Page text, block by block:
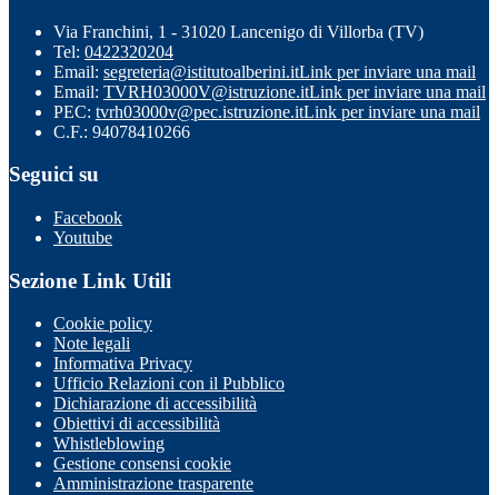
Via Franchini, 1 - 31020 Lancenigo di Villorba (TV)
Tel: 0422320204
Email: segreteria@istitutoalberini.itLink per inviare una mail
Email: TVRH03000V@istruzione.itLink per inviare una mail
PEC: tvrh03000v@pec.istruzione.itLink per inviare una mail
C.F.: 94078410266
Seguici su
Facebook
Youtube
Sezione Link Utili
Cookie policy
Note legali
Informativa Privacy
Ufficio Relazioni con il Pubblico
Dichiarazione di accessibilità
Obiettivi di accessibilità
Whistleblowing
Gestione consensi cookie
Amministrazione trasparente